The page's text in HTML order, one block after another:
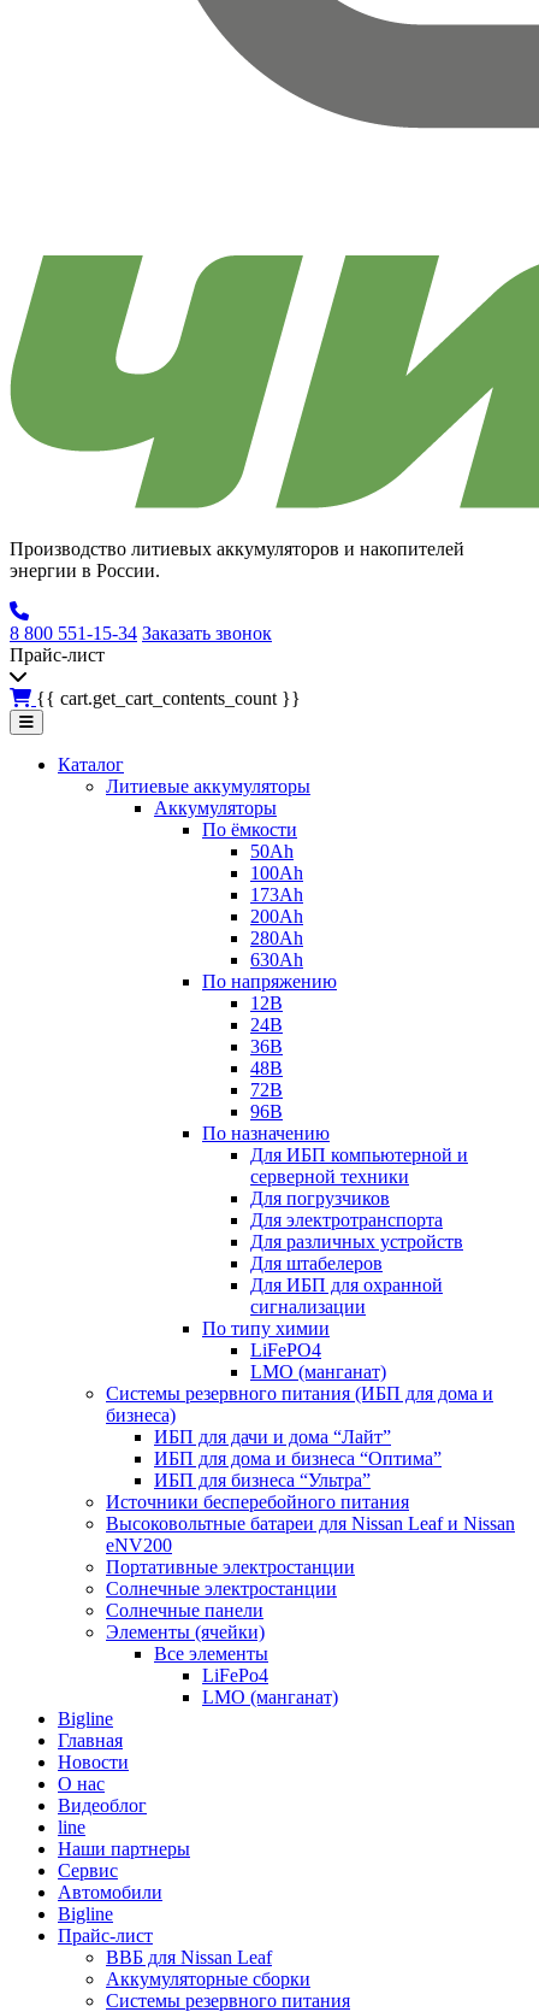
Производство литиевых аккумуляторов и накопителей
энергии в России.
8 800 551-15-34 Заказать звонок
Прайс-лист
{{ cart.get_cart_contents_count }}
Каталог
Литиевые аккумуляторы
Аккумуляторы
По ёмкости
50Ah
100Ah
173Ah
200Ah
280Ah
630Ah
По напряжению
12В
24В
36В
48В
72В
96В
По назначению
Для ИБП компьютерной и
серверной техники
Для погрузчиков
Для электротранспорта
Для различных устройств
Для штабелеров
Для ИБП для охранной
сигнализации
По типу химии
LiFePO4
LMO (манганат)
Системы резервного питания (ИБП для дома и
бизнеса)
ИБП для дачи и дома “Лайт”
ИБП для дома и бизнеса “Оптима”
ИБП для бизнеса “Ультра”
Источники бесперебойного питания
Высоковольтные батареи для Nissan Leaf и Nissan
eNV200
Портативные электростанции
Солнечные электростанции
Солнечные панели
Элементы (ячейки)
Все элементы
LiFePo4
LMO (манганат)
Bigline
Главная
Новости
О нас
Видеоблог
line
Наши партнеры
Сервис
Автомобили
Bigline
Прайс-лист
ВВБ для Nissan Leaf
Аккумуляторные сборки
Системы резервного питания